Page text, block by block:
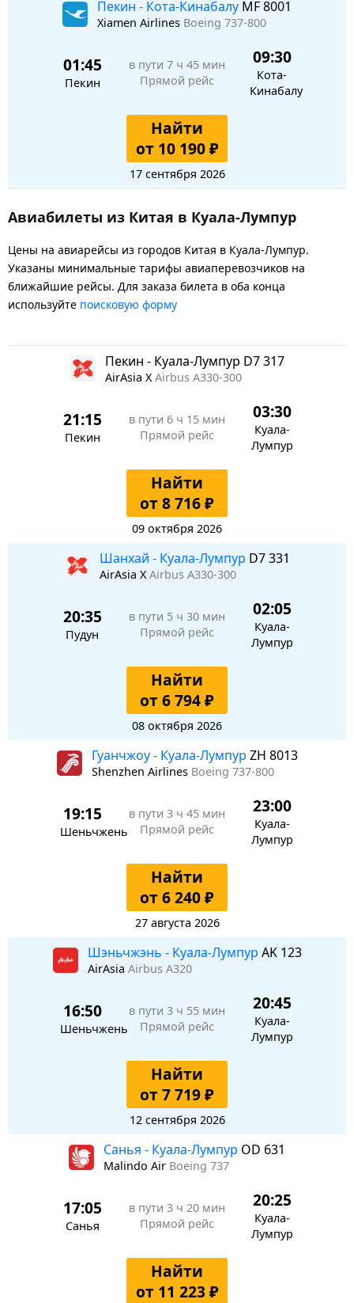
Пекин - Кота-Кинабалу MF 8001
Xiamen Airlines Boeing 737-800
01:45
Пекин
в пути 7 ч 45 мин
Прямой рейс
09:30
Кота-
Кинабалу
Найти
от 10 190 ₽
17 сентября 2026
Авиабилеты из Китая в Куала-Лумпур
Цены на авиарейсы из городов Китая в Куала-Лумпур.
Указаны минимальные тарифы авиаперевозчиков на
ближайшие рейсы. Для заказа билета в оба конца
используйте поисковую форму
Пекин - Куала-Лумпур D7 317
AirAsia X Airbus A330-300
21:15
Пекин
в пути 6 ч 15 мин
Прямой рейс
03:30
Куала-
Лумпур
Найти
от 8 716 ₽
09 октября 2026
Шанхай - Куала-Лумпур D7 331
AirAsia X Airbus A330-300
20:35
Пудун
в пути 5 ч 30 мин
Прямой рейс
02:05
Куала-
Лумпур
Найти
от 6 794 ₽
08 октября 2026
Гуанчжоу - Куала-Лумпур ZH 8013
Shenzhen Airlines Boeing 737-800
19:15
Шеньчжень
в пути 3 ч 45 мин
Прямой рейс
23:00
Куала-
Лумпур
Найти
от 6 240 ₽
27 августа 2026
Шэньчжэнь - Куала-Лумпур AK 123
AirAsia Airbus A320
16:50
Шеньчжень
в пути 3 ч 55 мин
Прямой рейс
20:45
Куала-
Лумпур
Найти
от 7 719 ₽
12 сентября 2026
Санья - Куала-Лумпур OD 631
Malindo Air Boeing 737
17:05
Санья
в пути 3 ч 20 мин
Прямой рейс
20:25
Куала-
Лумпур
Найти
от 11 223 ₽